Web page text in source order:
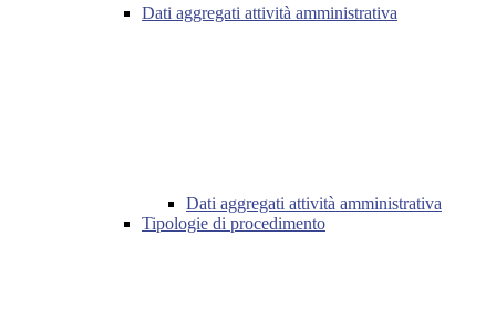
Dati aggregati attività amministrativa
Dati aggregati attività amministrativa
Tipologie di procedimento